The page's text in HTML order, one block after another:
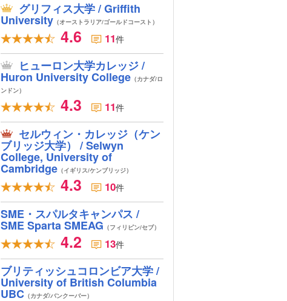
グリフィス大学 / Griffith
University（オーストラリア/ゴールドコースト）
4.6 11件
ヒューロン大学カレッジ /
Huron University College（カナダ/ロ
ンドン）
4.3 11件
セルウィン・カレッジ（ケン
ブリッジ大学） / Selwyn
College, University of
Cambridge（イギリス/ケンブリッジ）
4.3 10件
SME・スパルタキャンパス /
SME Sparta SMEAG （フィリピン/セブ）
4.2 13件
ブリティッシュコロンビア大学 /
University of British Columbia
UBC（カナダ/バンクーバー）